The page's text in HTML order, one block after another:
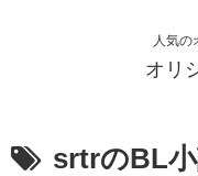
人気の
オリ
srtrのBL